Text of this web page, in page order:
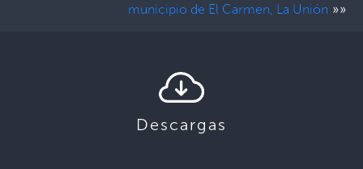
municipio de El Carmen, La Unión »»
Descargas